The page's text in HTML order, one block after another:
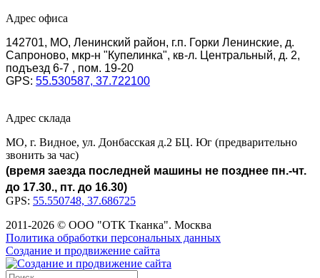
Адрес офиса
142701, МО, Ленинский район, г.п. Горки Ленинские, д.
Сапроново, мкр-н "Купелинка", кв-л. Центральный, д. 2,
подъезд 6-7 , пом. 19-20
GPS: 55.530587, 37.722100
Адрес склада
МО, г. Видное, ул. Донбасская д.2 БЦ. Юг (предварительно
звонить за час)
(время заезда последней машины не позднее пн.-чт.
до 17.30., пт. до 16.30)
GPS: 55.550748, 37.686725
2011-2026 © ООО "ОТК Тканка". Москва
Политика обработки персональных данных
Создание и продвижение сайта